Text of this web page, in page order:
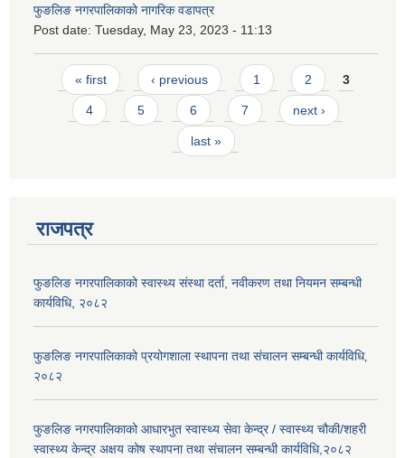
फुङलिङ नगरपालिकाको नागरिक वडापत्र
Post date: Tuesday, May 23, 2023 - 11:13
Pages
« first ‹ previous 1 2 3
4 5 6 7 next ›
last »
राजपत्र
फुङलिङ नगरपालिकाको स्वास्थ्य संस्था दर्ता, नवीकरण तथा नियमन सम्बन्धी
कार्यविधि, २०८२
फुङलिङ नगरपालिकाको प्रयोगशाला स्थापना तथा संचालन सम्बन्धी कार्यविधि‚
२०८२
फुङलिङ नगरपालिकाको आधारभुत स्वास्थ्य सेवा केन्द्र / स्वास्थ्य चौकी/शहरी
स्वास्थ्य केन्द्र अक्षय कोष स्थापना तथा संचालन सम्बन्धी कार्यविधि,२०८२